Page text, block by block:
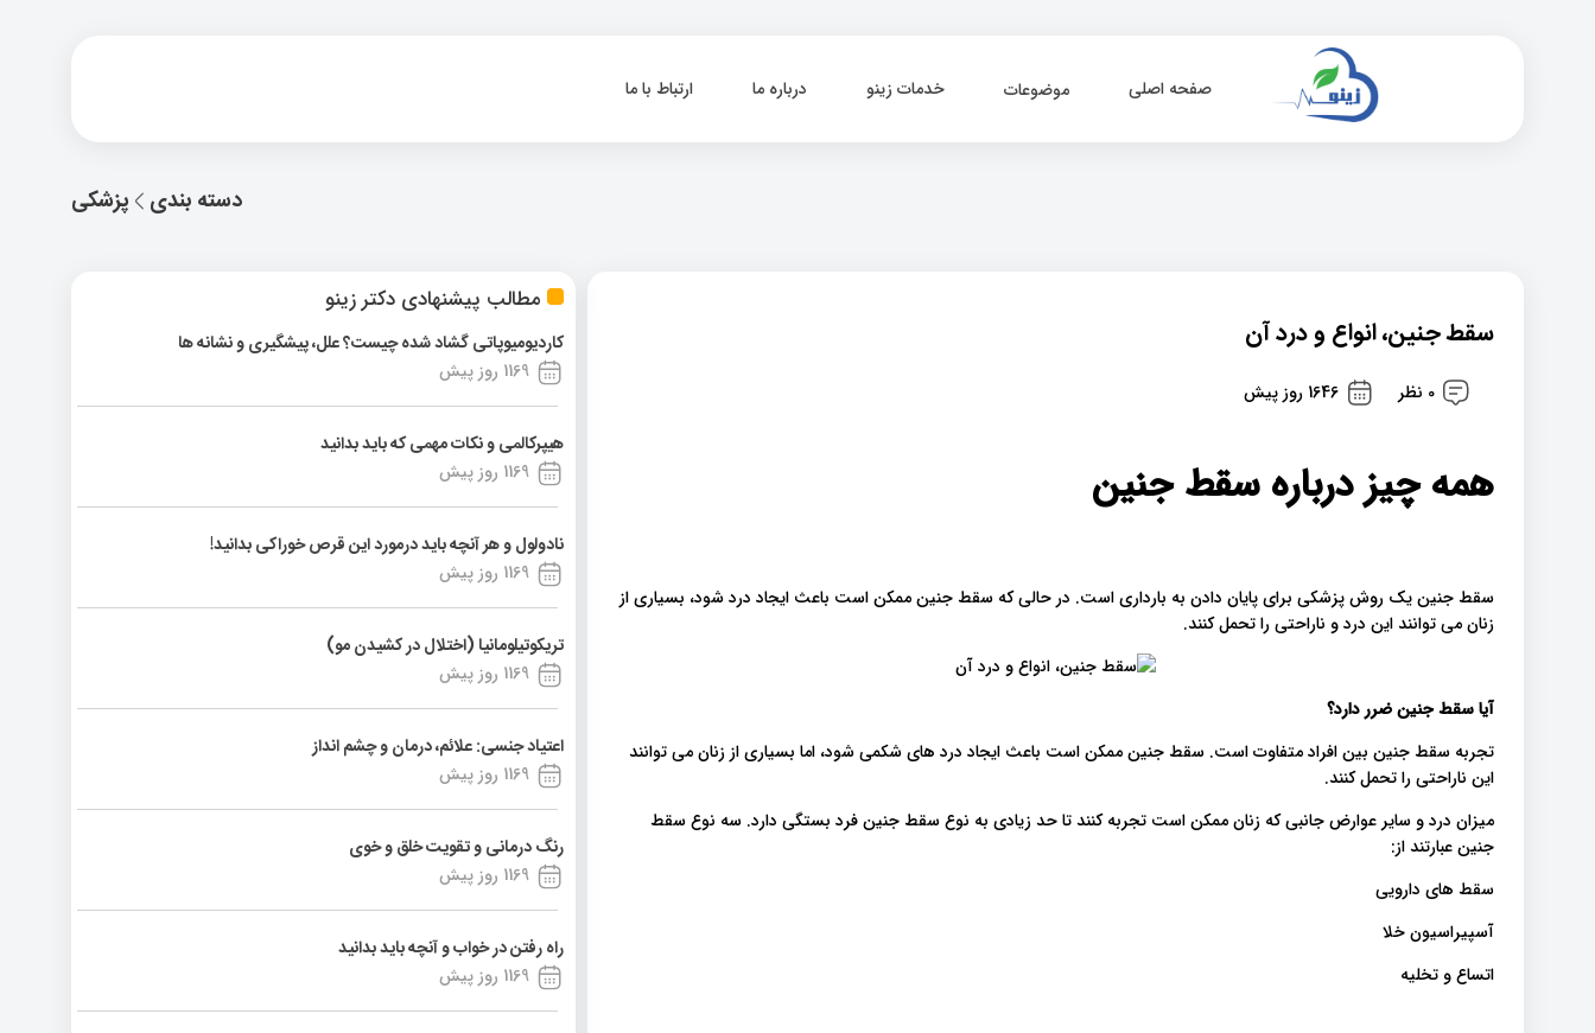
صفحه اصلی موضوعات خدمات زینو درباره ما ارتباط با ما
پزشکی دسته بندی
مطالب پیشنهادی دکتر زینو
کاردیومیوپاتی گشاد شده چیست؟ علل، پیشگیری و نشانه ها
1169 روز پیش
هیپرکالمی و نکات مهمی که باید بدانید
1169 روز پیش
نادولول و هر آنچه باید درمورد این قرص خوراکی بدانید!
1169 روز پیش
تریکوتیلومانیا (اختلال در کشیدن مو)
1169 روز پیش
اعتیاد جنسی: علائم، درمان و چشم انداز
1169 روز پیش
رنگ درمانی و تقویت خلق و خوی
1169 روز پیش
راه رفتن در خواب و آنچه باید بدانید
1169 روز پیش
سقط جنین، انواع و درد آن
0 نظر 1646 روز پیش
همه چیز درباره سقط جنین
سقط جنین یک روش پزشکی برای پایان دادن به بارداری است. در حالی که سقط جنین ممکن است باعث ایجاد درد شود، بسیاری از
زنان می توانند این درد و ناراحتی را تحمل کنند.
آیا سقط جنین ضرر دارد؟
تجربه سقط جنین بین افراد متفاوت است. سقط جنین ممکن است باعث ایجاد درد های شکمی شود، اما بسیاری از زنان می توانند
این ناراحتی را تحمل کنند.
میزان درد و سایر عوارض جانبی که زنان ممکن است تجربه کنند تا حد زیادی به نوع سقط جنین فرد بستگی دارد. سه نوع سقط
جنین عبارتند از:
سقط های دارویی
آسپیراسیون خلا
اتساع و تخلیه